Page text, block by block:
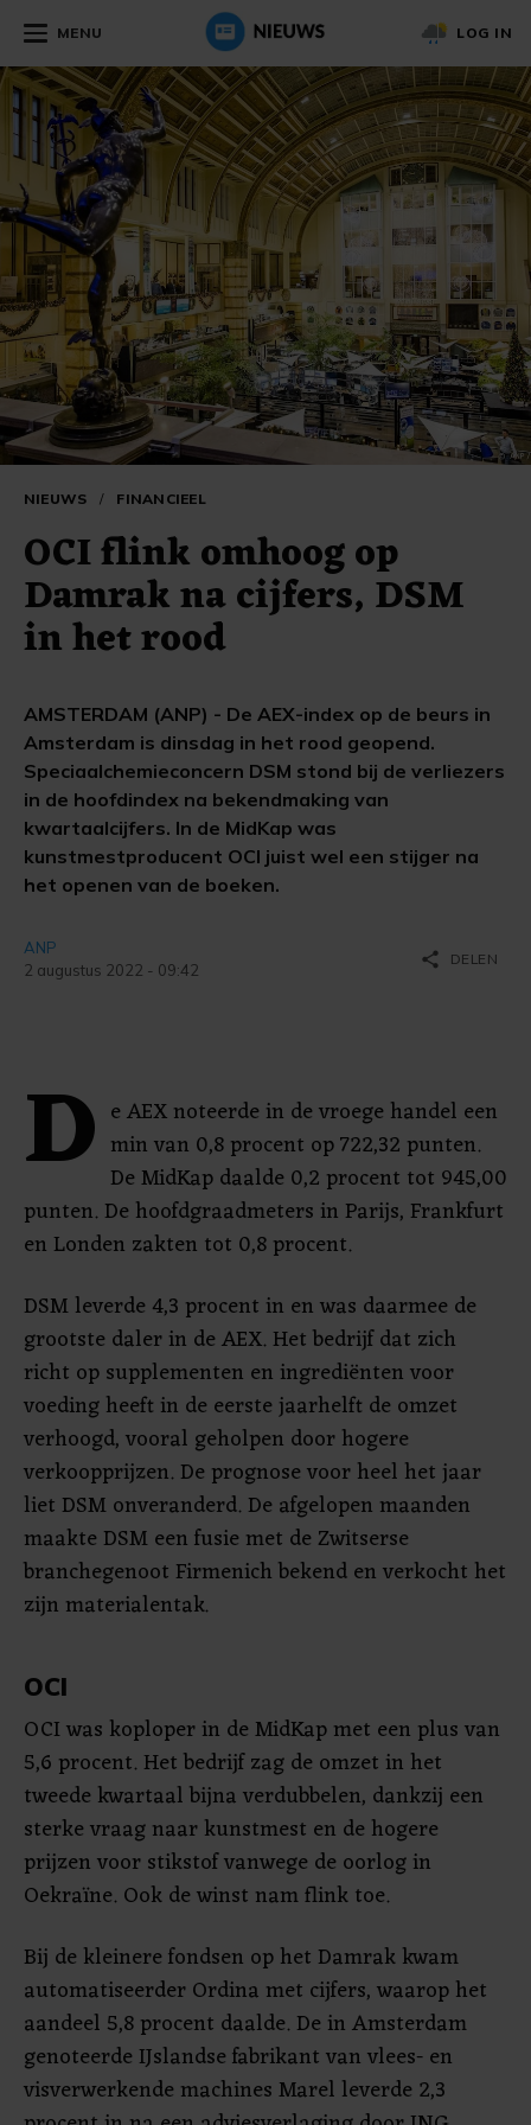
MENU LOG IN
NIEUWS / FINANCIEEL
OCI flink omhoog op
Damrak na cijfers, DSM
in het rood
AMSTERDAM (ANP) - De AEX-index op de beurs in
Amsterdam is dinsdag in het rood geopend.
Speciaalchemieconcern DSM stond bij de verliezers
in de hoofdindex na bekendmaking van
kwartaalcijfers. In de MidKap was
kunstmestproducent OCI juist wel een stijger na
het openen van de boeken.
ANP
2 augustus 2022 - 09:42
share DELEN
D e AEX noteerde in de vroege handel een
min van 0,8 procent op 722,32 punten.
De MidKap daalde 0,2 procent tot 945,00
punten. De hoofdgraadmeters in Parijs, Frankfurt
en Londen zakten tot 0,8 procent.
DSM leverde 4,3 procent in en was daarmee de
grootste daler in de AEX. Het bedrijf dat zich
richt op supplementen en ingrediënten voor
voeding heeft in de eerste jaarhelft de omzet
verhoogd, vooral geholpen door hogere
verkoopprijzen. De prognose voor heel het jaar
liet DSM onveranderd. De afgelopen maanden
maakte DSM een fusie met de Zwitserse
branchegenoot Firmenich bekend en verkocht het
zijn materialentak.
OCI
OCI was koploper in de MidKap met een plus van
5,6 procent. Het bedrijf zag de omzet in het
tweede kwartaal bijna verdubbelen, dankzij een
sterke vraag naar kunstmest en de hogere
prijzen voor stikstof vanwege de oorlog in
Oekraïne. Ook de winst nam flink toe.
Bij de kleinere fondsen op het Damrak kwam
automatiseerder Ordina met cijfers, waarop het
aandeel 5,8 procent daalde. De in Amsterdam
genoteerde IJslandse fabrikant van vlees- en
visverwerkende machines Marel leverde 2,3